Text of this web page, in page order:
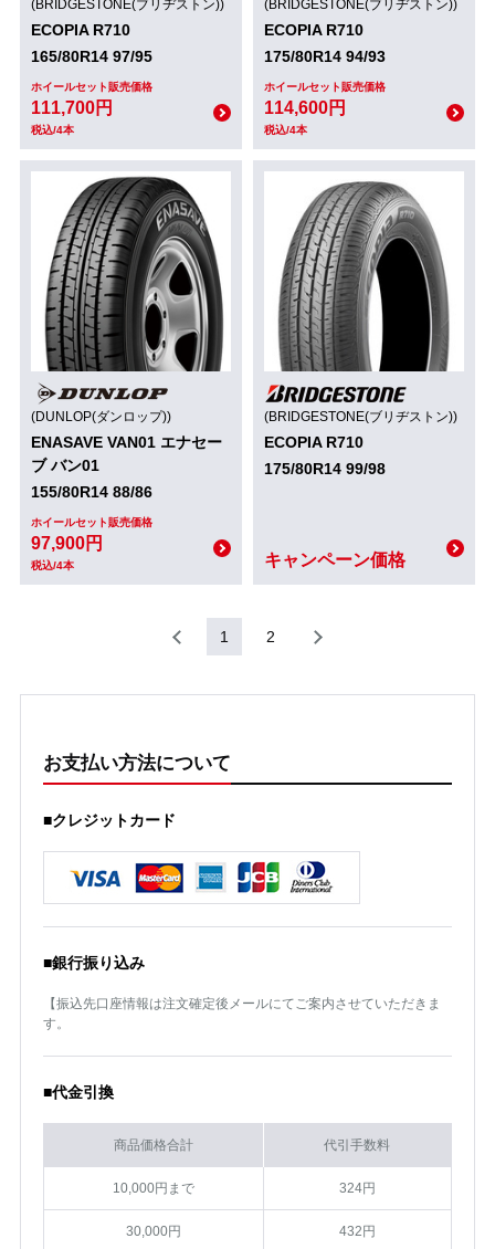
(BRIDGESTONE(ブリヂストン))
ECOPIA R710
165/80R14 97/95
ホイールセット販売価格
111,700円
税込/4本
(BRIDGESTONE(ブリヂストン))
ECOPIA R710
175/80R14 94/93
ホイールセット販売価格
114,600円
税込/4本
(DUNLOP(ダンロップ))
ENASAVE VAN01 エナセー
ブ バン01
155/80R14 88/86
ホイールセット販売価格
97,900円
税込/4本
(BRIDGESTONE(ブリヂストン))
ECOPIA R710
175/80R14 99/98
キャンペーン価格
1 2
お支払い方法について
■クレジットカード
■銀行振り込み
【振込先口座情報は注文確定後メールにてご案内させていただきま
す。
■代金引換
商品価格合計 代引手数料
10,000円まで 324円
30,000円 432円